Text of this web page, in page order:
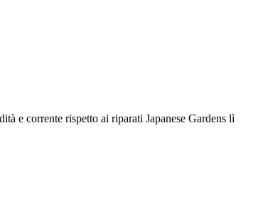
e corrente rispetto ai riparati Japanese Gardens lì